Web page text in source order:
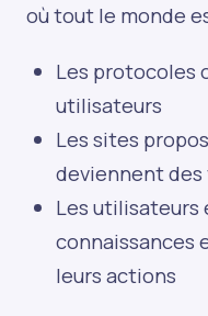
où tout le monde
Les protocoles
utilisateurs
Les sites
deviennent
Les utilisateurs
connaissances
leurs actions